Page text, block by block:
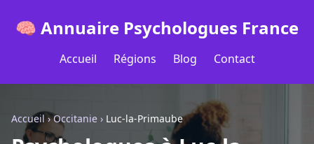
🧠 Annuaire Psychologues France
Accueil Régions Blog Contact
Accueil ›Occitanie › Luc-la-Primaube